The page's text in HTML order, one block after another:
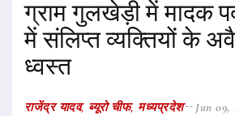
ग्राम गुलखेड़ी में मादक
में संलिप्त व्यक्तियों के
ध्वस्त
राजेंद्र यादव, ब्यूरो चीफ, मध्यप्रदेश Jun 09,